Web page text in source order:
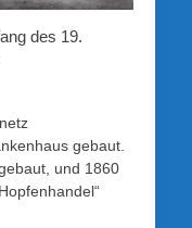
des 19.
gebaut.
und 1860